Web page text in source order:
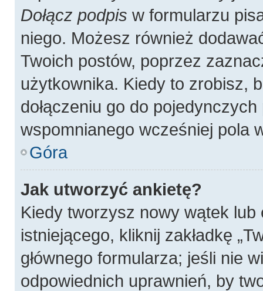
Dołącz podpis w formularzu
niego. Możesz również
Twoich postów, poprzez
użytkownika. Kiedy to zrobisz,
dołączeniu go do
wspomnianego wcześniej pola
Góra
Jak utworzyć ankietę?
Kiedy tworzysz nowy wątek
istniejącego, kliknij zakładkę
głównego formularza; jeśli nie
odpowiednich uprawnień, by